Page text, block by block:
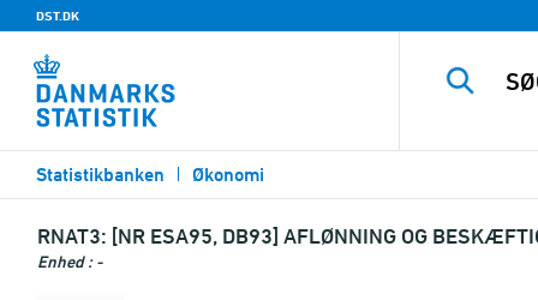
DST.DK
Statistikbanken Økonomi
RNAT3: [NR ESA95, DB93] AFLØNNING OG
Enhed : -